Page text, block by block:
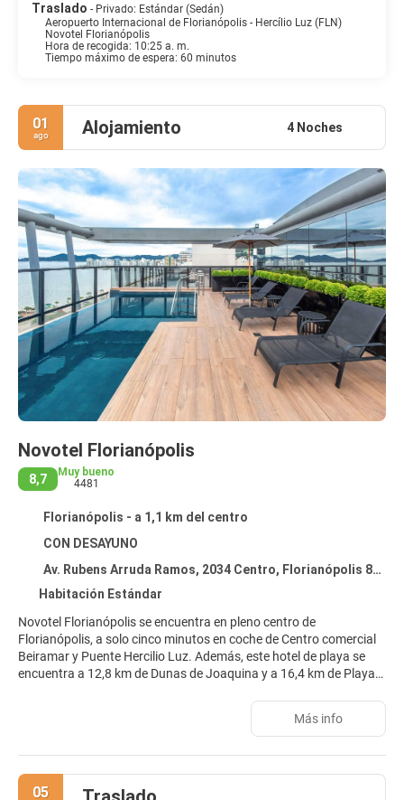
Traslado - Privado: Estándar (Sedán)
Aeropuerto Internacional de Florianópolis - Hercílio Luz (FLN)
Novotel Florianópolis
Hora de recogida: 10:25 a. m.
Tiempo máximo de espera: 60 minutos
01
ago Alojamiento 4 Noches
Novotel Florianópolis
8,7
Muy bueno
4481
Florianópolis - a 1,1 km del centro
CON DESAYUNO
Av. Rubens Arruda Ramos, 2034 Centro, Florianópolis 88015-700
Habitación Estándar
Novotel Florianópolis se encuentra en pleno centro de
Florianópolis, a solo cinco minutos en coche de Centro comercial
Beiramar y Puente Hercilio Luz. Además, este hotel de playa se
encuentra a 12,8 km de Dunas de Joaquina y a 16,4 km de Playa
Relájate en el spa completo, que ofrece masajes. La diversión está
y gimnasio. Otros servicios de este hotel incluyen conexión a
Internet wifi gratis, una zona recreativa o sala de juegos y una
televisión en la zona común.
Más info
05